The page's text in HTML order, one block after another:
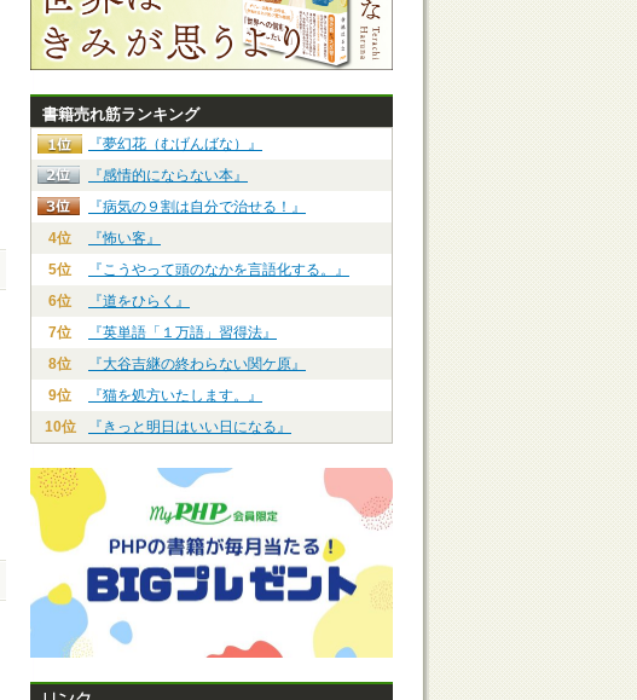
書籍売れ筋ランキング
『夢幻花（むげんばな）』
『感情的にならない本』
『病気の９割は自分で治せる！』
4位
『怖い客』
5位
『こうやって頭のなかを言語化する。』
6位
『道をひらく』
7位
『英単語「１万語」習得法』
8位
『大谷吉継の終わらない関ケ原』
9位
『猫を処方いたします。』
10位
『きっと明日はいい日になる』